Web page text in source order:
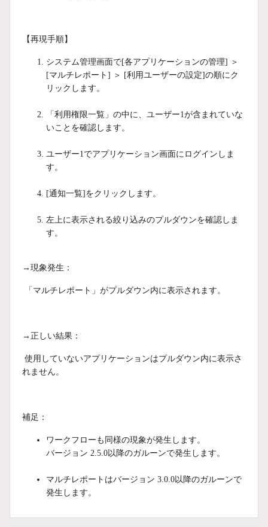
【再現手順】
システム管理画面で[各アプリケーションの管理] ＞
[マルチレポート] ＞ [利用ユーザーの設定]の順にク
リックします。
「利用権限一覧」の中に、ユーザー1が含まれていな
いことを確認します。
ユーザー1でアプリケーション画面にログインしま
す。
[通知一覧]をクリックします。
左上に表示される絞り込みのプルダウンを確認しま
す。
→現象発生：
「マルチレポート」がプルダウン内に表示されます。
→正しい結果：
使用していないアプリケーションはプルダウン内に表示さ
れません。
補足：
ワークフローも同様の現象が発生します。
バージョン 2.5.0以降のガルーンで発生します。
マルチレポートはバージョン 3.0.0以降のガルーンで
発生します。